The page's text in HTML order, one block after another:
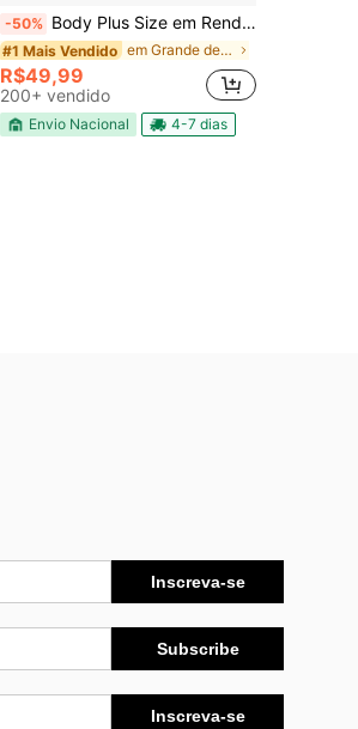
-50% Body Plus Size em Renda Manga Longa 2026
#1 Mais Vendido em Grande demais Blusas Tamanhos Grandes
R$49,99
200+ vendido
Envio Nacional 4-7 dias
Inscreva-se
Subscribe
Inscreva-se